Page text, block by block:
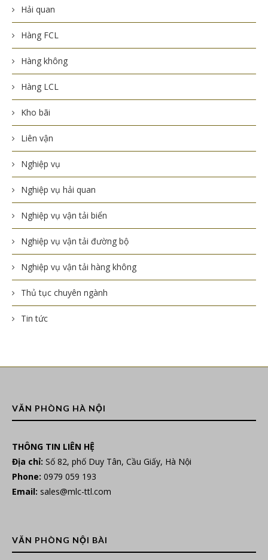
Hải quan
Hàng FCL
Hàng không
Hàng LCL
Kho bãi
Liên vận
Nghiệp vụ
Nghiệp vụ hải quan
Nghiệp vụ vận tải biển
Nghiệp vụ vận tải đường bộ
Nghiệp vụ vận tải hàng không
Thủ tục chuyên ngành
Tin tức
VĂN PHÒNG HÀ NỘI
THÔNG TIN LIÊN HỆ
Địa chỉ: Số 82, phố Duy Tân, Cầu Giấy, Hà Nội
Phone: 0979 059 193
Email: sales@mlc-ttl.com
VĂN PHÒNG NỘI BÀI